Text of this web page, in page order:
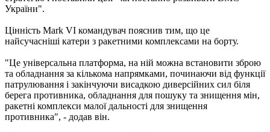
України".
Цінність Mark VI командувач пояснив тим, що це
найсучасніші катери з ракетними комплексами на борту.
"Це універсальна платформа, на ній можна встановити зброю
та обладнання за кількома напрямками, починаючи від функції
патрулювання і закінчуючи висадкою диверсійних сил біля
берега противника, обладнання для пошуку та знищення мін,
ракетні комплекси малої дальності для знищення
противника", - додав він.